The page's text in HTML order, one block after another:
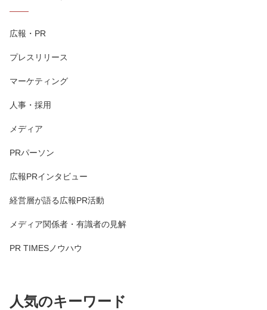
広報・PR
プレスリリース
マーケティング
人事・採用
メディア
PRパーソン
広報PRインタビュー
経営層が語る広報PR活動
メディア関係者・有識者の見解
PR TIMESノウハウ
人気のキーワード